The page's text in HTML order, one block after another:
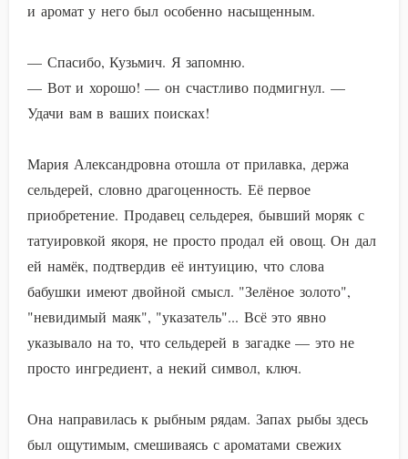
и аромат у него был особенно насыщенным.
— Спасибо, Кузьмич. Я запомню.
— Вот и хорошо! — он счастливо подмигнул. —
Удачи вам в ваших поисках!
Мария Александровна отошла от прилавка, держа
сельдерей, словно драгоценность. Её первое
приобретение. Продавец сельдерея, бывший моряк с
татуировкой якоря, не просто продал ей овощ. Он дал
ей намёк, подтвердив её интуицию, что слова
бабушки имеют двойной смысл. "Зелёное золото",
"невидимый маяк", "указатель"... Всё это явно
указывало на то, что сельдерей в загадке — это не
просто ингредиент, а некий символ, ключ.
Она направилась к рыбным рядам. Запах рыбы здесь
был ощутимым, смешиваясь с ароматами свежих